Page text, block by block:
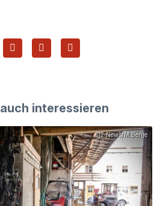
interessieren
112 News/M.Benje